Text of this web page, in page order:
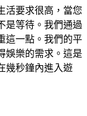
活要求很高，當您
是等待。我們通過
這一點。我們的平
娛樂的需求。這是
幾秒鐘內進入遊